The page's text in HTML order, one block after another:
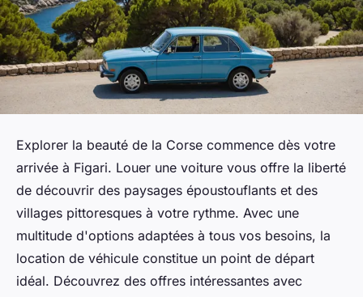
Explorer la beauté de la Corse commence dès votre
arrivée à Figari. Louer une voiture vous offre la liberté
de découvrir des paysages époustouflants et des
villages pittoresques à votre rythme. Avec une
multitude d'options adaptées à tous vos besoins, la
location de véhicule constitue un point de départ
idéal. Découvrez des offres intéressantes avec